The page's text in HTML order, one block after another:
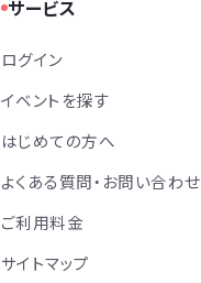
サービス
ログイン
イベントを探す
はじめての方へ
よくある質問・お問い合わせ
ご利用料金
サイトマップ